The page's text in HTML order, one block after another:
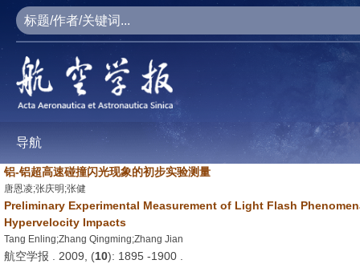
导航
铝-铝超高速碰撞闪光现象的初步实验测量
唐恩凌;张庆明;张健
Preliminary Experimental Measurement of Light Flash
Hypervelocity Impacts
Tang Enling;Zhang Qingming;Zhang Jian
航空学报 . 2009, (10): 1895 -1900 .